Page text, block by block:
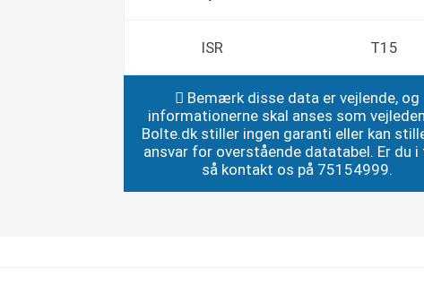
ISR T15
Bemærk disse data er vejlende, og
informationerne skal anses som
Bolte.dk stiller ingen garanti eller kan
ansvar for overstående datatabel. Er du i
så kontakt os på 75154999.